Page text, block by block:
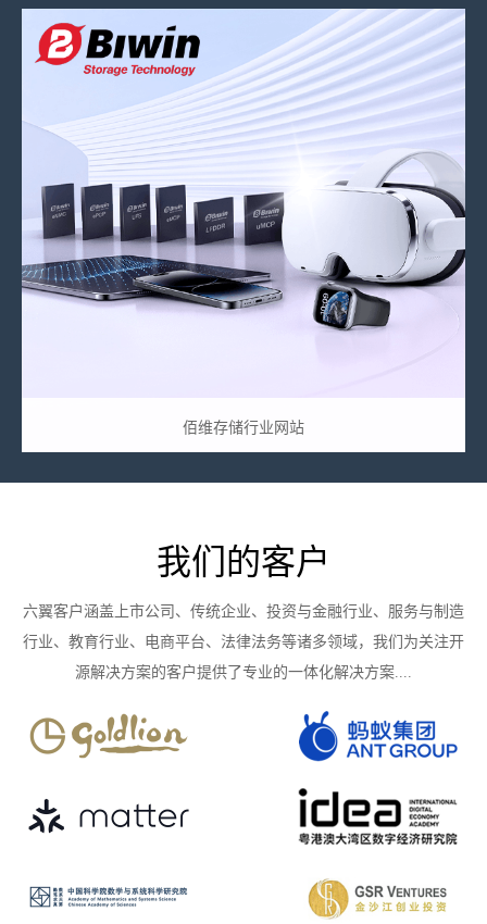
佰维存储行业网站
我们的客户
六翼客户涵盖上市公司、传统企业、投资与金融行业、服务与制造
行业、教育行业、电商平台、法律法务等诸多领域，我们为关注开
源解决方案的客户提供了专业的一体化解决方案....